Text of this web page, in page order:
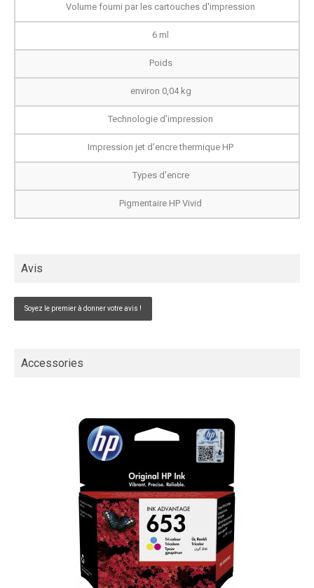
Volume fourni par les cartouches d'impression
6 ml
Poids
environ 0,04 kg
Technologie d'impression
Impression jet d'encre thermique HP
Types d'encre
Pigmentaire HP Vivid
Avis
Soyez le premier à donner votre avis !
Accessories